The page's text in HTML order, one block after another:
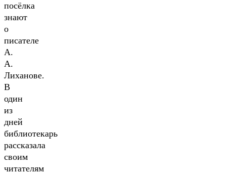
посёлка
знают
о
писателе
А.
А.
Лиханове.
В
один
из
дней
библиотекарь
рассказала
своим
читателям